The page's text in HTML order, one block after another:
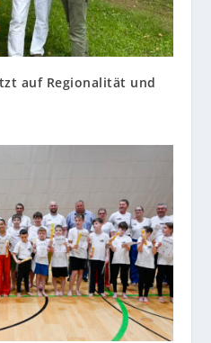
auf Regionalität und